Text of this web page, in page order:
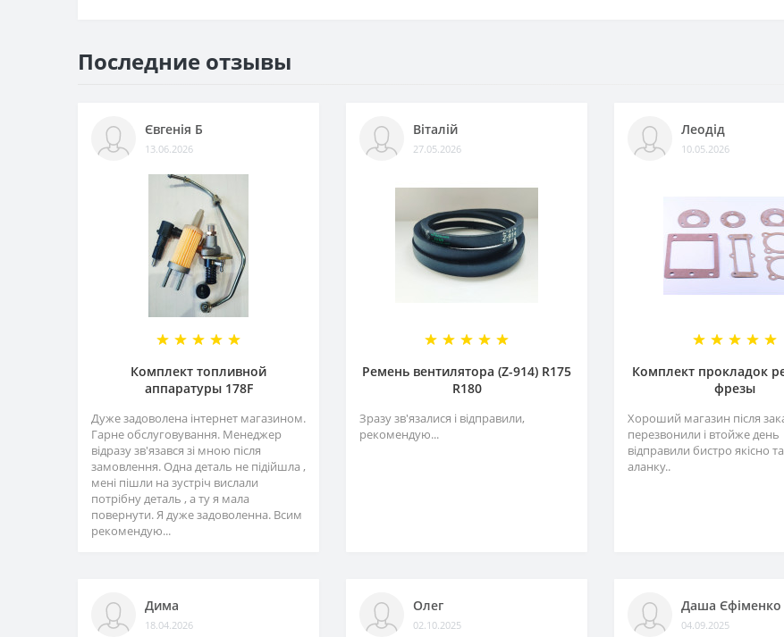
Последние отзывы
Євгенія Б
13.06.2026
Комплект топливной
аппаратуры 178F
Дуже задоволена інтернет магазином.
Гарне обслуговування. Менеджер
відразу зв'язався зі мною після
замовлення. Одна деталь не підійшла ,
мені пішли на зустріч вислали
потрібну деталь , а ту я мала
повернути. Я дуже задоволенна. Всим
рекомендую...
Віталій
27.05.2026
Ремень вентилятора (Z-914) R175
R180
Зразу зв'язалися і відправили,
рекомендую...
Леодід
10.05.2026
Комплект прокладок
фрезы
Хороший магазин після
перезвонили і втойже день
відправили бистро якісно
аланку..
Дима
18.04.2026
Олег
02.10.2025
Даша Єфіменко
04.09.2025